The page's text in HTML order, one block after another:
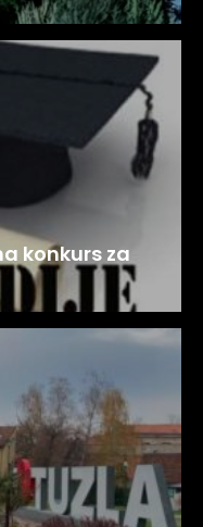
konkurs za